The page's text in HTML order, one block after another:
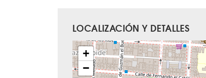
LOCALIZACIÓN Y DETALLES
+
−